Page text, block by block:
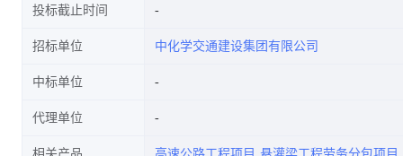
投标截止时间
招标单位 中化学交通建设集团有限公司
中标单位
代理单位